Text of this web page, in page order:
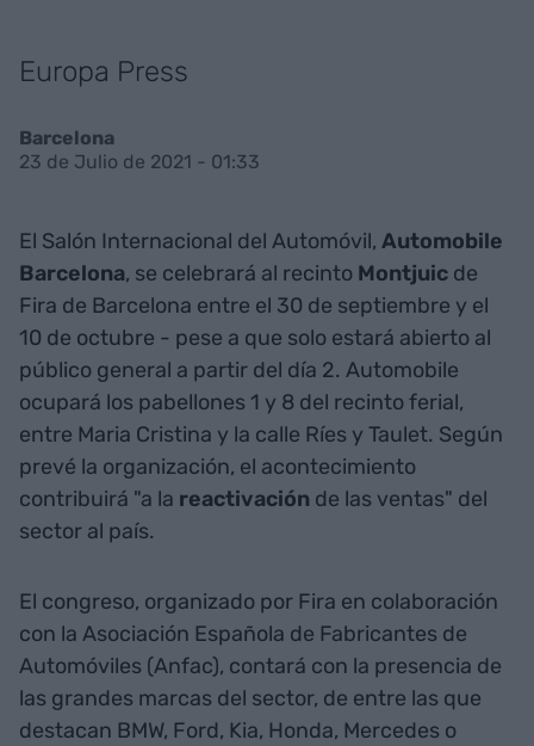
Europa Press
Barcelona
23 de Julio de 2021 - 01:33
El Salón Internacional del Automóvil, Automobile
Barcelona, se celebrará al recinto Montjuic de
Fira de Barcelona entre el 30 de septiembre y el
10 de octubre - pese a que solo estará abierto al
público general a partir del día 2. Automobile
ocupará los pabellones 1 y 8 del recinto ferial,
entre Maria Cristina y la calle Ríes y Taulet. Según
prevé la organización, el acontecimiento
contribuirá "a la reactivación de las ventas" del
sector al país.
El congreso, organizado por Fira en colaboración
con la Asociación Española de Fabricantes de
Automóviles (Anfac), contará con la presencia de
las grandes marcas del sector, de entre las que
destacan BMW, Ford, Kia, Honda, Mercedes o